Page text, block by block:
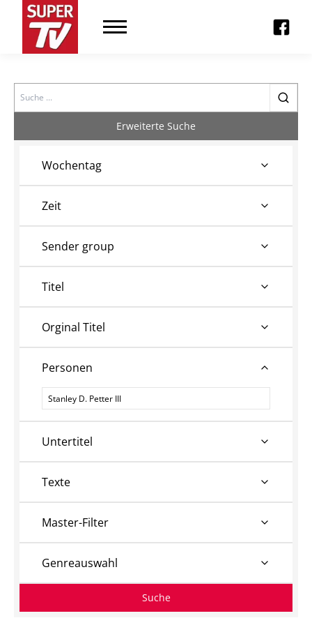
Search
Erweiterte Suche
Wochentag
Zeit
Sender group
Titel
Orginal Titel
Personen
Personen
Untertitel
Texte
Master-Filter
Genreauswahl
Suche